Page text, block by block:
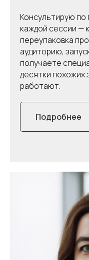
Консультирую по
каждой сессии —
переупаковка
аудиторию,
получаете
десятки похожих
работают.
Подробнее